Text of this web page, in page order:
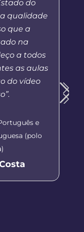
do
qualidade
que a
na
a todos
as aulas
do vídeo
e
(polo